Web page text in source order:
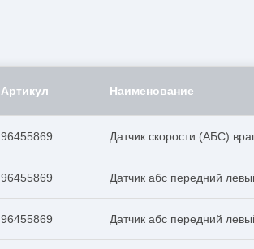
Артикул Наименование
96455869 Датчик скорости (АБС)
96455869 Датчик абс передний
96455869 Датчик абс передний